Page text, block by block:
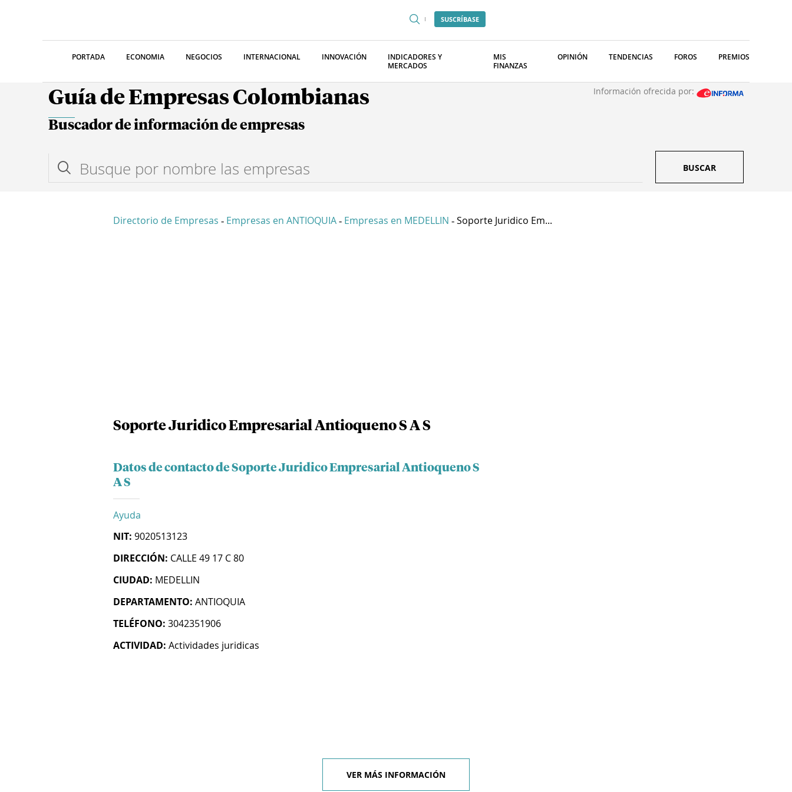
SUSCRÍBASE
PORTADA ECONOMIA NEGOCIOS INTERNACIONAL INNOVACIÓN
INDICADORES Y
MERCADOS
MIS
FINANZAS
OPINIÓN TENDENCIAS FOROS PREMIOS
Guía de Empresas Colombianas Información ofrecida por:
Buscador de información de empresas
BUSCAR
Directorio de Empresas - Empresas en ANTIOQUIA - Empresas en MEDELLIN - Soporte Juridico Em...
Soporte Juridico Empresarial Antioqueno S A S
Datos de contacto de Soporte Juridico Empresarial Antioqueno S
A S
Ayuda
NIT: 9020513123
DIRECCIÓN: CALLE 49 17 C 80
CIUDAD: MEDELLIN
DEPARTAMENTO: ANTIOQUIA
TELÉFONO: 3042351906
ACTIVIDAD: Actividades juridicas
VER MÁS INFORMACIÓN